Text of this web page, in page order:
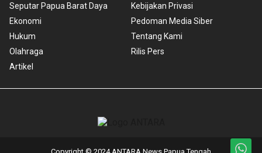
Seputar Papua Barat Daya
Ekonomi
Hukum
Olahraga
Artikel
Kebijakan Privasi
Pedoman Media Siber
Tentang Kami
Rilis Pers